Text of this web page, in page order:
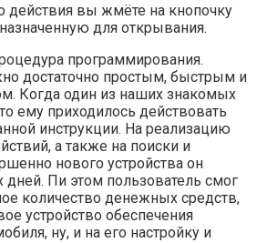
действия вы жмёте на кнопочку
для открывания.
программирования.
достаточно простым, быстрым и
Когда один из наших знакомых
ему приходилось действовать
инструкции. На реализацию
а также на поиски и
нового устройства он
дней. Пи этом пользователь смог
количество денежных средств,
устройство обеспечения
ну, и на его настройку и